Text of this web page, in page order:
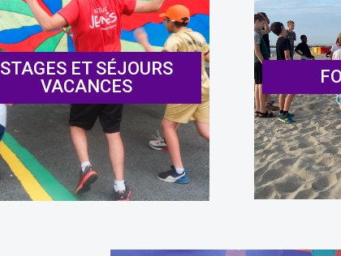
STAGES ET SÉJOURS
VACANCES